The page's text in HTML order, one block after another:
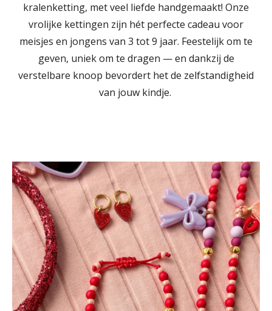
kralenketting, met veel liefde handgemaakt! Onze
vrolijke kettingen zijn hét perfecte cadeau voor
meisjes en jongens van 3 tot 9 jaar. Feestelijk om te
geven, uniek om te dragen — en dankzij de
verstelbare knoop bevordert het de zelfstandigheid
van jouw kindje.